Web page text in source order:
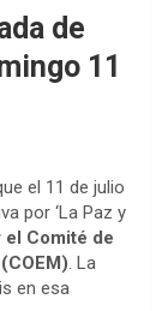
de
11
el 11 de julio
por ‘La Paz y
Comité de
. La
en esa